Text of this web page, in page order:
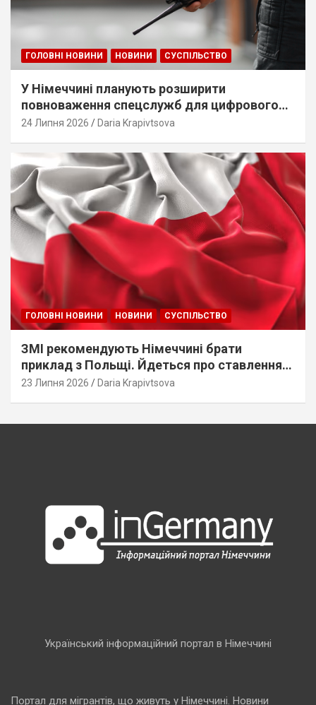
ГОЛОВНІ НОВИНИ НОВИНИ СУСПІЛЬСТВО
У Німеччині планують розширити
повноваження спецслужб для цифрового
стеження
24 Липня 2026 Daria Krapivtsova
ГОЛОВНІ НОВИНИ НОВИНИ СУСПІЛЬСТВО
ЗМІ рекомендують Німеччині брати
приклад з Польщі. Йдеться про ставлення
до українців
23 Липня 2026 Daria Krapivtsova
Український інформаційний портал в Німеччині
Портал для мігрантів, що живуть у Німеччині. Новини